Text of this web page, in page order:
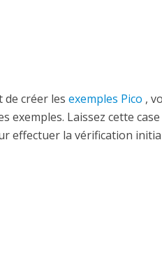
de créer les exemples Pico ,
exemples. Laissez cette
effectuer la vérification